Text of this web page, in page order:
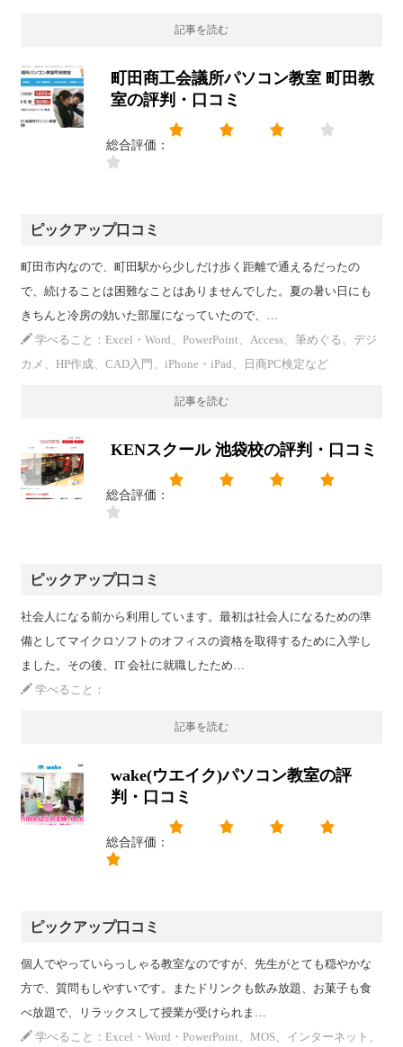
記事を読む
町田商工会議所パソコン教室 町田教
室の評判・口コミ
総合評価：
ピックアップ口コミ
町田市内なので、町田駅から少しだけ歩く距離で通えるだったの
で、続けることは困難なことはありませんでした。夏の暑い日にも
きちんと冷房の効いた部屋になっていたので、…
学べること：Excel・Word、PowerPoint、Access、筆めぐる、デジ
カメ、HP作成、CAD入門、iPhone・iPad、日商PC検定など
記事を読む
KENスクール 池袋校の評判・口コミ
総合評価：
ピックアップ口コミ
社会人になる前から利用しています。最初は社会人になるための準
備としてマイクロソフトのオフィスの資格を取得するために入学し
ました。その後、IT 会社に就職したため…
学べること：
記事を読む
wake(ウエイク)パソコン教室の評
判・口コミ
総合評価：
ピックアップ口コミ
個人でやっていらっしゃる教室なのですが、先生がとても穏やかな
方で、質問もしやすいです。またドリンクも飲み放題、お菓子も食
べ放題で、リラックスして授業が受けられま…
学べること：Excel・Word・PowerPoint、MOS、インターネット、